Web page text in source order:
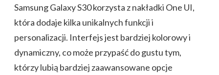
Samsung Galaxy S30 korzysta z nakładki One UI,
która dodaje kilka unikalnych funkcji i
personalizacji. Interfejs jest bardziej kolorowy i
dynamiczny, co może przypaść do gustu tym,
którzy lubią bardziej zaawansowane opcje